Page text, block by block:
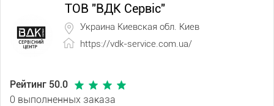
ТОВ "ВДК Сервіс"
Украина Киевская обл. Киев
https://vdk-service.com.ua/
Рейтинг 50.0
0 выполненных заказа